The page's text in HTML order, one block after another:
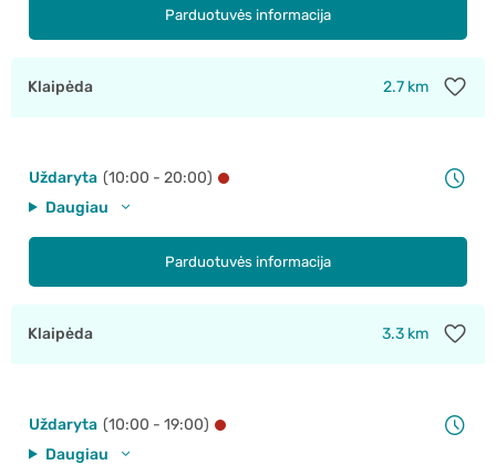
Parduotuvės informacija
Klaipėda 2.7 km
Uždaryta (10:00 - 20:00)
Daugiau
Parduotuvės informacija
Klaipėda 3.3 km
Uždaryta (10:00 - 19:00)
Daugiau